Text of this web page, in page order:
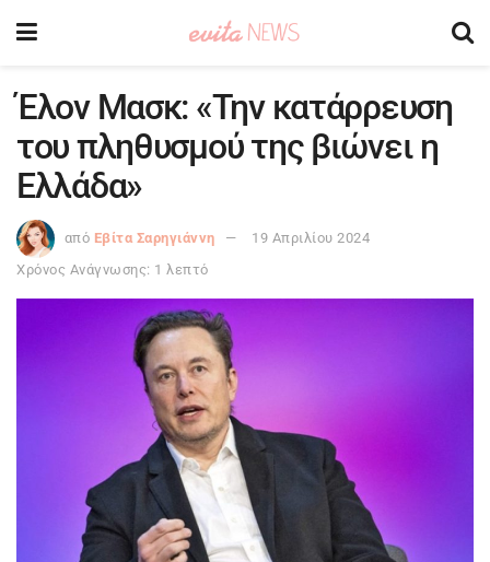
Έλον Μασκ: «Την κατάρρευση
του πληθυσμού της βιώνει η
Ελλάδα»
από Εβίτα Σαρηγιάννη
19 Απριλίου 2024
Χρόνος Ανάγνωσης: 1 λεπτό